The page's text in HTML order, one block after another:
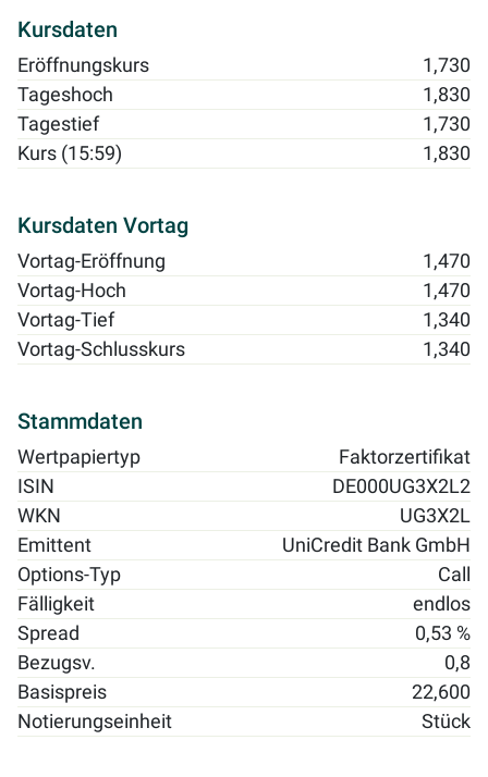
Kursdaten
Eröffnungskurs
1,730
Tageshoch
1,830
Tagestief
1,730
Kurs (15:59)
1,830
Kursdaten Vortag
Vortag-Eröffnung
1,470
Vortag-Hoch
1,470
Vortag-Tief
1,340
Vortag-Schlusskurs
1,340
Stammdaten
Wertpapiertyp
Faktorzertifikat
ISIN
DE000UG3X2L2
WKN
UG3X2L
Emittent
UniCredit Bank GmbH
Options-Typ
Call
Fälligkeit
endlos
Spread
0,53 %
Bezugsv.
0,8
Basispreis
22,600
Notierungseinheit
Stück